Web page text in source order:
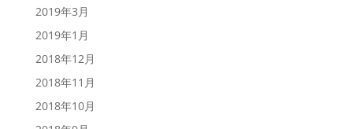
2019年3月
2019年1月
2018年12月
2018年11月
2018年10月